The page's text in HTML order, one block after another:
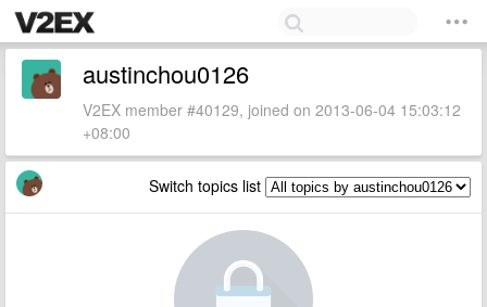
austinchou0126
V2EX member #40129, joined on 2013-06-04 15:03:12
+08:00
Switch topics list